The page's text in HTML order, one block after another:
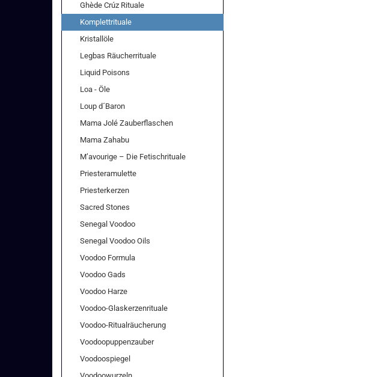
Ghède Crúz Rituale
Komplettrituale
Kristallöle
Legbas Räucherrituale
Liquid Poisons
Loa - Öle
Loup d´Baron
Mama Jolé Zauberflaschen
Mama Zahabu
M’avourige – Die Fetischrituale
Priesteramulette
Priesterkerzen
Sacred Stones
Senegal Voodoo
Senegal Voodoo Oils
Voodoo Formula
Voodoo Gads
Voodoo Harze
Voodoo-Glaskerzenrituale
Voodoo-Ritualräucherung
Voodoopuppenzauber
Voodoospiegel